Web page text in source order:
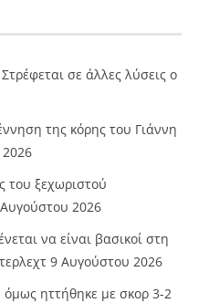
σε άλλες λύσεις ο
της κόρης του Γιάννη
του ξεχωριστού
2026
να είναι βασικοί στη
9 Αυγούστου 2026
ηττήθηκε με σκορ 3-2